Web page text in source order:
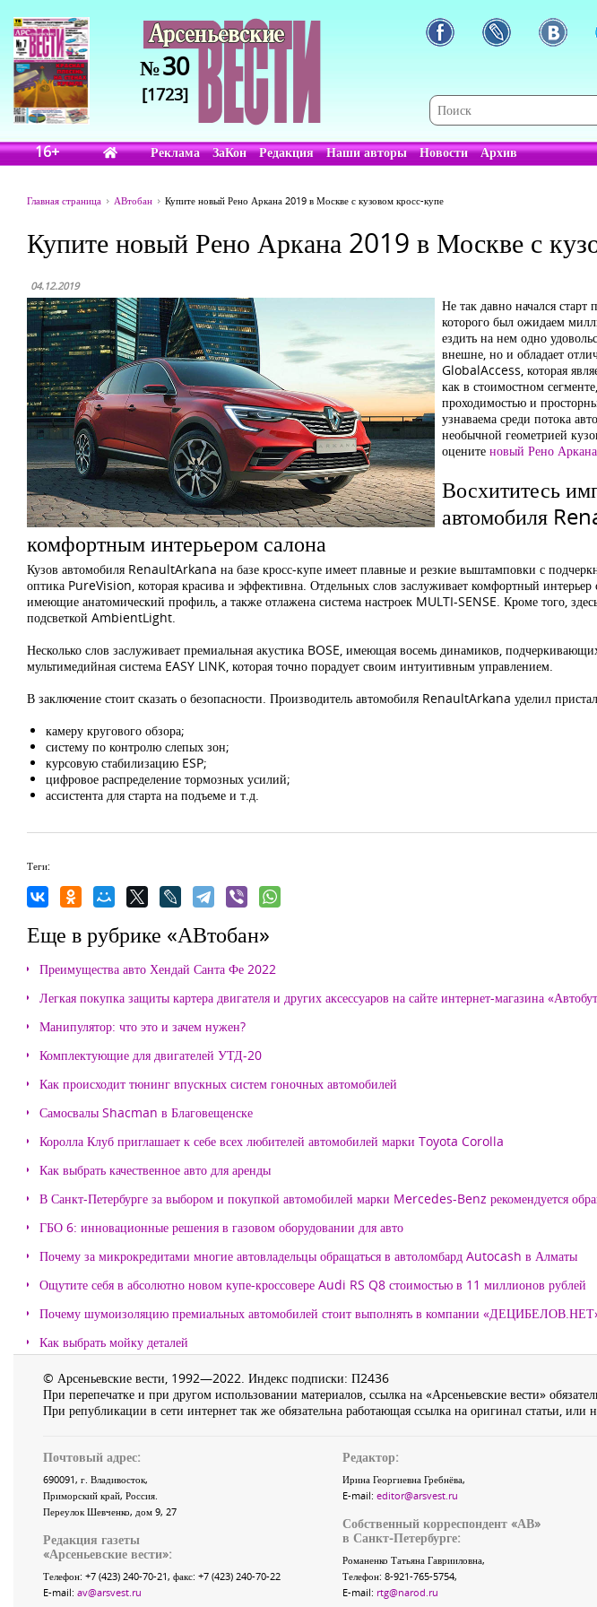
№30
[1723]
16+ Реклама ЗаКон Редакция Наши авторы Новости Архив
Главная страница АВтобан Купите новый Рено Аркана 2019 в Москве с кузовом кросс-купе
Купите новый Рено Аркана 2019 в Москве с
04.12.2019
Не так давно начался
которого был ожидаем
ездить на нем одно
внешне, но и обладает
GlobalAccess, которая
как в стоимостном
проходимостью и
узнаваема среди потока
необычной геометрией
оцените новый Рено
Восхититесь
автомобиля
комфортным интерьером салона
Кузов автомобиля RenaultArkana на базе кросс-купе имеет плавные и резкие выштамповки с
оптика PureVision, которая красива и эффективна. Отдельных слов заслуживает комфортный
имеющие анатомический профиль, а также отлажена система настроек MULTI-SENSE. Кроме того,
подсветкой AmbientLight.
Несколько слов заслуживает премиальная акустика BOSE, имеющая восемь динамиков,
мультимедийная система EASY LINK, которая точно порадует своим интуитивным управлением.
В заключение стоит сказать о безопасности. Производитель автомобиля RenaultArkana уделил
камеру кругового обзора;
систему по контролю слепых зон;
курсовую стабилизацию ESP;
цифровое распределение тормозных усилий;
ассистента для старта на подъеме и т.д.
Теги:
Еще в рубрике «АВтобан»
Преимущества авто Хендай Санта Фе 2022
Легкая покупка защиты картера двигателя и других аксессуаров на сайте интернет-магазина
Манипулятор: что это и зачем нужен?
Комплектующие для двигателей УТД-20
Как происходит тюнинг впускных систем гоночных автомобилей
Самосвалы Shacman в Благовещенске
Королла Клуб приглашает к себе всех любителей автомобилей марки Toyota Corolla
Как выбрать качественное авто для аренды
В Санкт-Петербурге за выбором и покупкой автомобилей марки Mercedes-Benz рекомендуется
ГБО 6: инновационные решения в газовом оборудовании для авто
Почему за микрокредитами многие автовладельцы обращаться в автоломбард Autocash в Алматы
Ощутите себя в абсолютно новом купе-кроссовере Audi RS Q8 стоимостью в 11 миллионов рублей
Почему шумоизоляцию премиальных автомобилей стоит выполнять в компании
Как выбрать мойку деталей
© Арсеньевские вести, 1992—2022. Индекс подписки: П2436
При перепечатке и при другом использовании материалов, ссылка на «Арсеньевские вести»
При републикации в сети интернет так же обязательна работающая ссылка на оригинал статьи, или
Почтовый адрес:
690091, г. Владивосток,
Приморский край, Россия.
Переулок Шевченко, дом 9, 27
Редакция газеты
«Арсеньевские вести»:
Телефон: +7 (423) 240-70-21, факс: +7 (423) 240-70-22
E-mail: av@arsvest.ru
Редактор:
Ирина Георгиевна Гребнёва,
E-mail: editor@arsvest.ru
Собственный корреспондент «АВ»
в Санкт-Петербурге:
Романенко Татьяна Гаврииловна,
Телефон: 8-921-765-5754,
E-mail: rtg@narod.ru